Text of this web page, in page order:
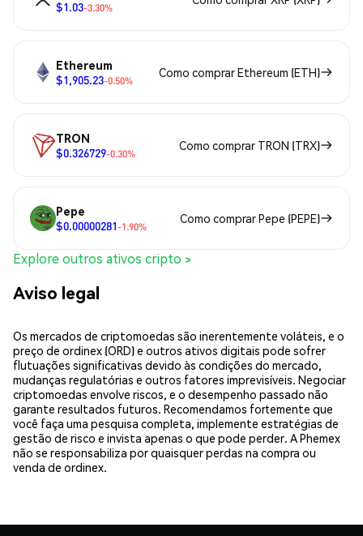
$1.03-3.30%
Ethereum
$1,905.23-0.50%
Como comprar Ethereum (ETH)
TRON
$0.326729-0.30%
Como comprar TRON (TRX)
Pepe
$0.00000281-1.90%
Como comprar Pepe (PEPE)
Explore outros ativos cripto >
Aviso legal
Os mercados de criptomoedas são inerentemente voláteis, e o
preço de ordinex (ORD) e outros ativos digitais pode sofrer
flutuações significativas devido às condições do mercado,
mudanças regulatórias e outros fatores imprevisíveis. Negociar
criptomoedas envolve riscos, e o desempenho passado não
garante resultados futuros. Recomendamos fortemente que
você faça uma pesquisa completa, implemente estratégias de
gestão de risco e invista apenas o que pode perder. A Phemex
não se responsabiliza por quaisquer perdas na compra ou
venda de ordinex.